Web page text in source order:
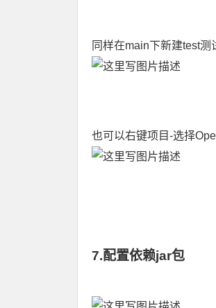
同样在main下新建test
也可以右键项目-选择
7.配置依赖jar包